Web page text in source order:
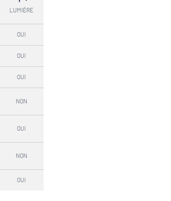
LUMIÈRE
OUI
OUI
OUI
NON
OUI
NON
OUI